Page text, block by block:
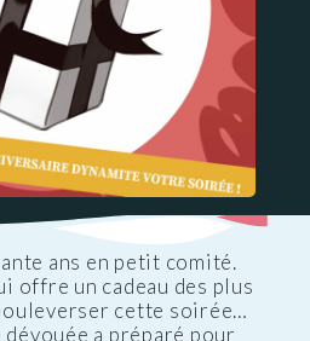
ans en petit comité.
offre un cadeau des plus
cette soirée…
a préparé pour